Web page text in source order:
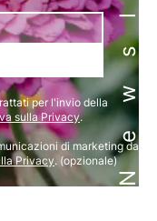
per l'invio della
sulla Privacy.
di marketing da
Privacy. (opzionale)